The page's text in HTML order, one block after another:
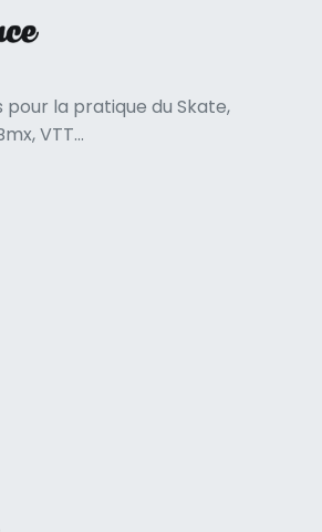
pour la pratique du Skate,
VTT...